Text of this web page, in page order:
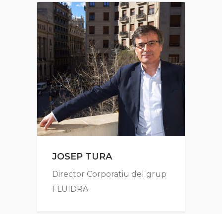
JOSEP TURA
Director Corporatiu del grup
FLUIDRA